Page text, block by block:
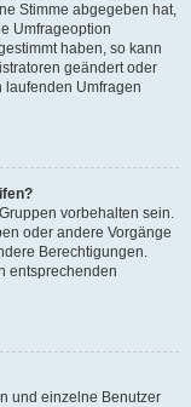
Stimme abgegeben hat,
Umfrageoption
haben, so kann
geändert oder
Umfragen
vorbehalten sein.
oder andere Vorgänge
Berechtigungen.
entsprechenden
und einzelne Benutzer